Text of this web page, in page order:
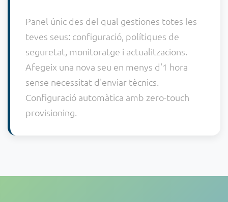
Panel únic des del qual gestiones totes les
teves seus: configuració, polítiques de
seguretat, monitoratge i actualitzacions.
Afegeix una nova seu en menys d'1 hora
sense necessitat d'enviar tècnics.
Configuració automàtica amb zero-touch
provisioning.